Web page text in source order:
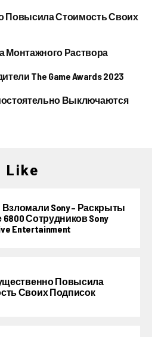
Повысила Стоимость Своих
Монтажного Раствора
The Game Awards 2023
Выключаются
Like
Sony – Раскрыты
Сотрудников Sony
Entertainment
Повысила
Своих Подписок